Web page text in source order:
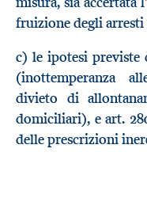
fruizione degli
c) le ipotesi previste
(inottemperanza
divieto di
domiciliari), e art.
delle prescrizioni